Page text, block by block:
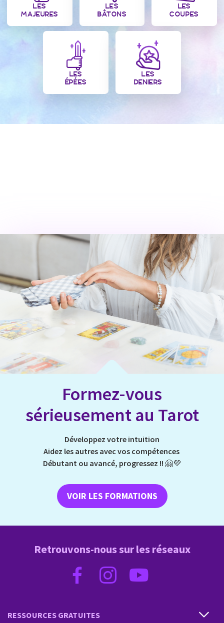
LES
MAJEURES
LES
BÂTONS
LES
COUPES
LES
ÉPÉES
LES
DENIERS
Formez-vous
sérieusement au Tarot
Développez votre intuition
Aidez les autres avec vos compétences
Débutant ou avancé, progressez !! 🤗💜
VOIR LES FORMATIONS
RESSOURCES GRATUITES
Retrouvons-nous sur les réseaux